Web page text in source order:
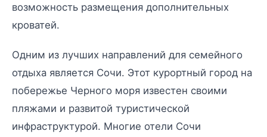
возможность размещения дополнительных
кроватей.
Одним из лучших направлений для семейного
отдыха является Сочи. Этот курортный город на
побережье Черного моря известен своими
пляжами и развитой туристической
инфраструктурой. Многие отели Сочи